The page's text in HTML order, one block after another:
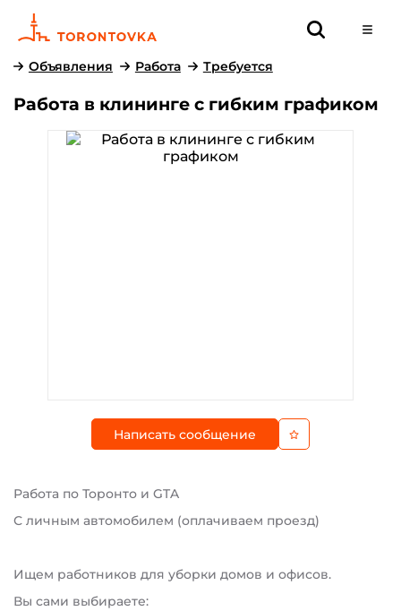
Объявления Работа Требуется
Работа в клининге с гибким графиком
Написать сообщение
Работа по Торонто и GTA
С личным автомобилем (оплачиваем проезд)
Ищем работников для уборки домов и офисов.
Вы сами выбираете: